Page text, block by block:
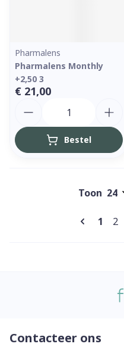
Pharmalens
Pharmalens Monthly
+2,50 3
€ 21,00
Bestel
U
1 2
Toon
Contacteer ons